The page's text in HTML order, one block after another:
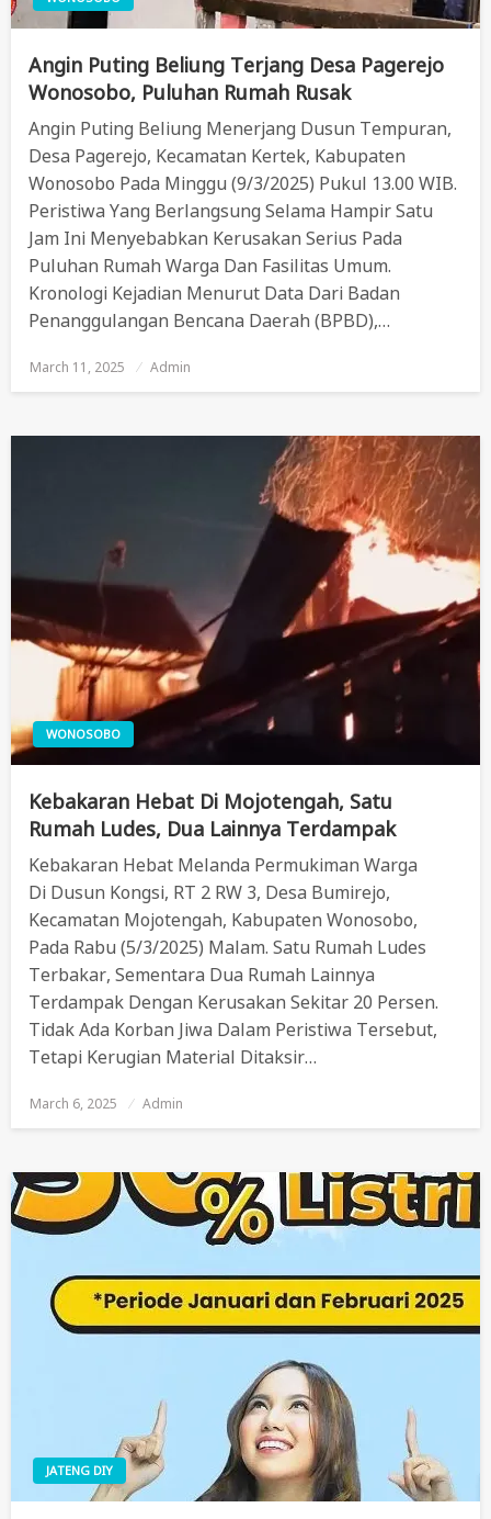
Angin Puting Beliung Terjang Desa Pagerejo
Wonosobo, Puluhan Rumah Rusak
Angin Puting Beliung Menerjang Dusun Tempuran,
Desa Pagerejo, Kecamatan Kertek, Kabupaten
Wonosobo Pada Minggu (9/3/2025) Pukul 13.00 WIB.
Peristiwa Yang Berlangsung Selama Hampir Satu
Jam Ini Menyebabkan Kerusakan Serius Pada
Puluhan Rumah Warga Dan Fasilitas Umum.
Kronologi Kejadian Menurut Data Dari Badan
Penanggulangan Bencana Daerah (BPBD),…
Posted
March 11, 2025 Admin
WONOSOBO
Kebakaran Hebat Di Mojotengah, Satu
Rumah Ludes, Dua Lainnya Terdampak
Kebakaran Hebat Melanda Permukiman Warga
Di Dusun Kongsi, RT 2 RW 3, Desa Bumirejo,
Kecamatan Mojotengah, Kabupaten Wonosobo,
Pada Rabu (5/3/2025) Malam. Satu Rumah Ludes
Terbakar, Sementara Dua Rumah Lainnya
Terdampak Dengan Kerusakan Sekitar 20 Persen.
Tidak Ada Korban Jiwa Dalam Peristiwa Tersebut,
Tetapi Kerugian Material Ditaksir…
Posted
March 6, 2025 Admin
JATENG DIY